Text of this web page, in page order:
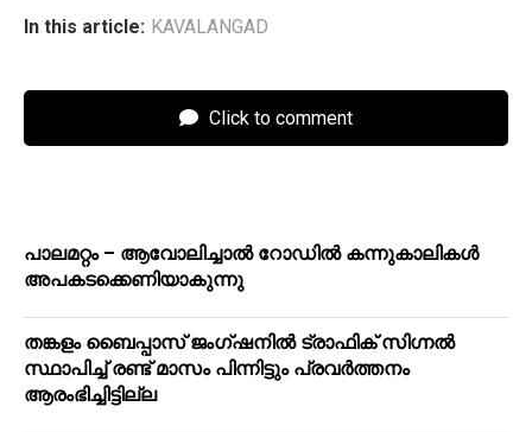
In this article: KAVALANGAD
Click to comment
പാലമറ്റം – ആവോലിച്ചാൽ റോഡിൽ കന്നുകാലികൾ
അപകടക്കെണിയാകുന്നു
തങ്കളം ബൈപ്പാസ് ജംഗ്ഷനിൽ ട്രാഫിക് സിഗ്നല്‍
സ്ഥാപിച്ച് രണ്ട് മാസം പിന്നിട്ടും പ്രവർത്തനം
ആരംഭിച്ചിട്ടില്ല